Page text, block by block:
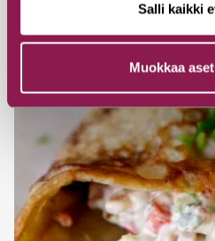
Salli kaikki
Muokkaa